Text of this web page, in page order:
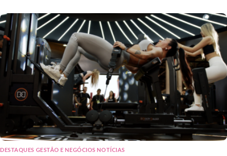
DESTAQUES GESTÃO E NEGÓCIOS NOTÍCIAS